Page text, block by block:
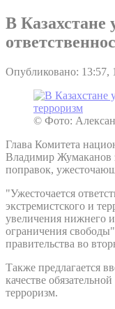
В Казахстане
Опубликовано:
© Фото:
Глава Комитета
Владимир Жумаканов
поправок,
"Ужесточается
экстремистского и
увеличения нижнего
ограничения
правительства во
Также предлагается
качестве
терроризм.